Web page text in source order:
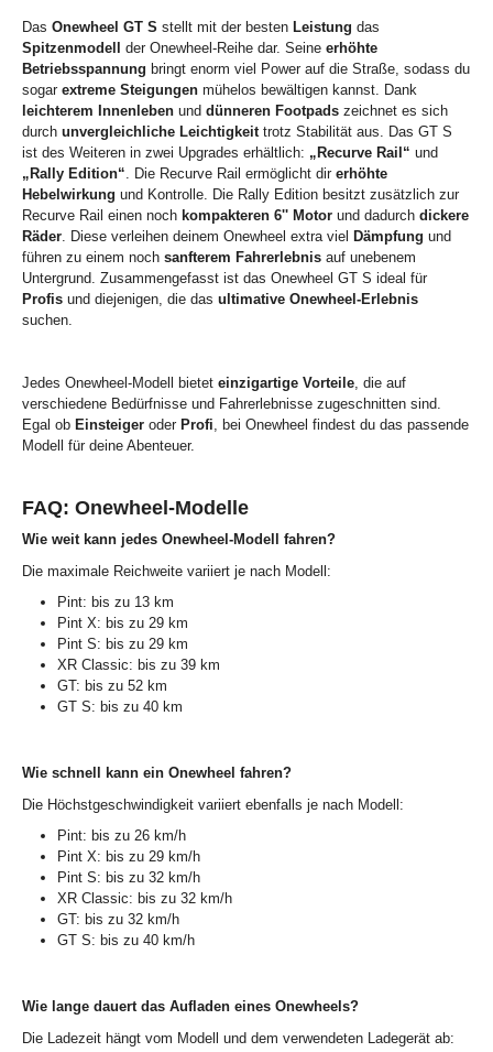
Das Onewheel GT S stellt mit der besten Leistung das
Spitzenmodell der Onewheel-Reihe dar. Seine erhöhte
Betriebsspannung bringt enorm viel Power auf die Straße, sodass du
sogar extreme Steigungen mühelos bewältigen kannst. Dank
leichterem Innenleben und dünneren Footpads zeichnet es sich
durch unvergleichliche Leichtigkeit trotz Stabilität aus. Das GT S
ist des Weiteren in zwei Upgrades erhältlich: „Recurve Rail“ und
„Rally Edition“ . Die Recurve Rail ermöglicht dir erhöhte
Hebelwirkung und Kontrolle. Die Rally Edition besitzt zusätzlich zur
Recurve Rail einen noch kompakteren 6'' Motor und dadurch dickere
Räder . Diese verleihen deinem Onewheel extra viel Dämpfung und
führen zu einem noch sanfterem Fahrerlebnis auf unebenem
Untergrund. Zusammengefasst ist das Onewheel GT S ideal für
Profis und diejenigen, die das ultimative Onewheel-Erlebnis
suchen.
Jedes Onewheel-Modell bietet einzigartige Vorteile , die auf
verschiedene Bedürfnisse und Fahrerlebnisse zugeschnitten sind.
Egal ob Einsteiger oder Profi , bei Onewheel findest du das passende
Modell für deine Abenteuer.
FAQ: Onewheel-Modelle
Wie weit kann jedes Onewheel-Modell fahren?
Die maximale Reichweite variiert je nach Modell:
Pint: bis zu 13 km
Pint X: bis zu 29 km
Pint S: bis zu 29 km
XR Classic: bis zu 39 km
GT: bis zu 52 km
GT S: bis zu 40 km
Wie schnell kann ein Onewheel fahren?
Die Höchstgeschwindigkeit variiert ebenfalls je nach Modell:
Pint: bis zu 26 km/h
Pint X: bis zu 29 km/h
Pint S: bis zu 32 km/h
XR Classic: bis zu 32 km/h
GT: bis zu 32 km/h
GT S: bis zu 40 km/h
Wie lange dauert das Aufladen eines Onewheels?
Die Ladezeit hängt vom Modell und dem verwendeten Ladegerät ab: